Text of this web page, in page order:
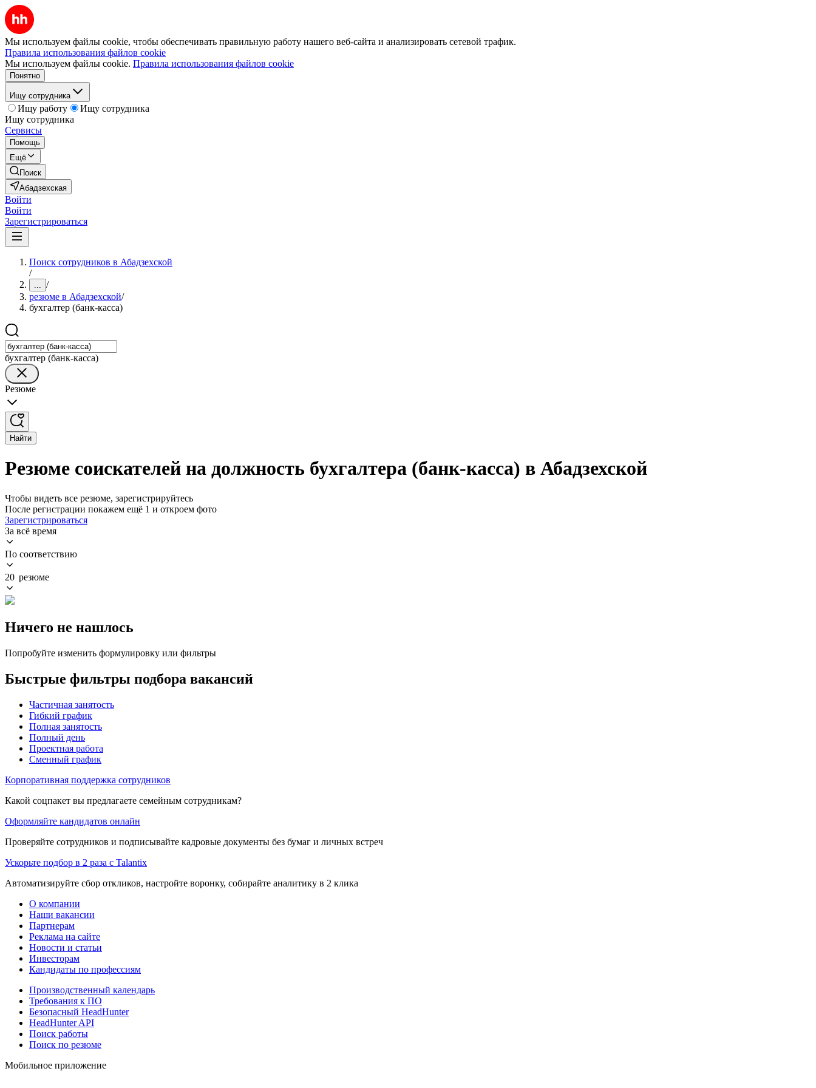
Мы используем файлы cookie, чтобы обеспечивать правильную работу нашего веб-сайта и анализировать сетевой трафик.
Правила использования файлов cookie
Мы используем файлы cookie. Правила использования файлов cookie
Понятно
Ищу сотрудника
Ищу работу
Ищу сотрудника
Ищу сотрудника
Сервисы
Помощь
Ещё
Поиск
Абадзехская
Войти
Войти
Зарегистрироваться
Поиск сотрудников в Абадзехской
/
... /
резюме в Абадзехской/
бухгалтер (банк-касса)
бухгалтер (банк-касса)
Резюме
Найти
Резюме соискателей на должность бухгалтера (банк-касса) в Абадзехской
Чтобы видеть все резюме, зарегистрируйтесь
После регистрации покажем ещё 1 и откроем фото
Зарегистрироваться
За всё время
По соответствию
20 резюме
Ничего не нашлось
Попробуйте изменить формулировку или фильтры
Быстрые фильтры подбора вакансий
Частичная занятость
Гибкий график
Полная занятость
Полный день
Проектная работа
Сменный график
Корпоративная поддержка сотрудников
Какой соцпакет вы предлагаете семейным сотрудникам?
Оформляйте кандидатов онлайн
Проверяйте сотрудников и подписывайте кадровые документы без бумаг и личных встреч
Ускорьте подбор в 2 раза с Talantix
Автоматизируйте сбор откликов, настройте воронку, собирайте аналитику в 2 клика
О компании
Наши вакансии
Партнерам
Реклама на сайте
Новости и статьи
Инвесторам
Кандидаты по профессиям
Производственный календарь
Требования к ПО
Безопасный HeadHunter
HeadHunter API
Поиск работы
Поиск по резюме
Мобильное приложение